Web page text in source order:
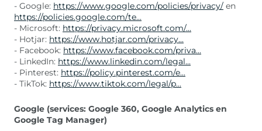
- Google: https://www.google.com/policies/privacy/ en
https://policies.google.com/te...
- Microsoft: https://privacy.microsoft.com/...
- Hotjar: https://www.hotjar.com/privacy...
- Facebook: https://www.facebook.com/priva...
- LinkedIn: https://www.linkedin.com/legal...
- Pinterest: https://policy.pinterest.com/e...
- TikTok: https://www.tiktok.com/legal/p...
Google (services: Google 360, Google Analytics en
Google Tag Manager)